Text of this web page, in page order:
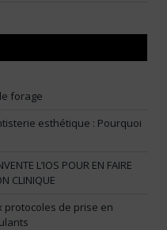
forage
esthétique : Pourquoi
L’IOS POUR EN FAIRE
CLINIQUE
protocoles de prise en